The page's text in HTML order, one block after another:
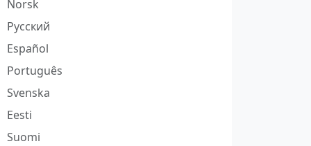
Norsk
Русский
Español
Português
Svenska
Eesti
Suomi